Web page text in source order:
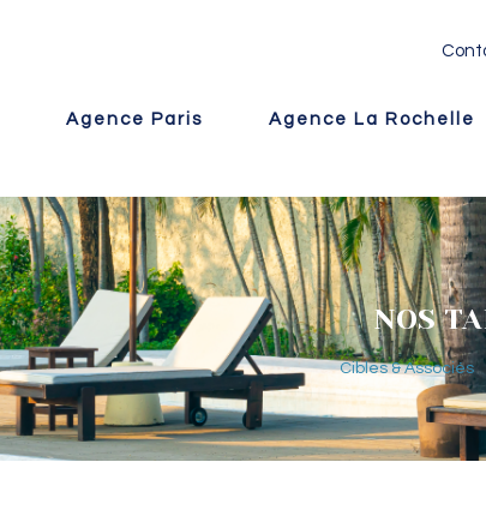
Agence Paris Agence La Rochelle
NOS
Cibles & Associés